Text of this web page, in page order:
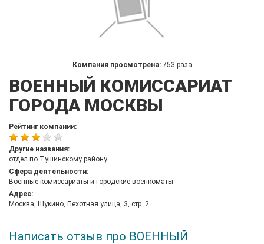
Компания просмотрена: 753 раза
ВОЕННЫЙ КОМИССАРИАТ
ГОРОДА МОСКВЫ
Рейтинг компании:
Другие названия:
отдел по Тушинскому району
Сфера деятельности:
Военные комиссариаты и городские военкоматы
Адрес:
Москва, Щукино, Пехотная улица, 3, стр. 2
Написать отзыв про ВОЕННЫЙ